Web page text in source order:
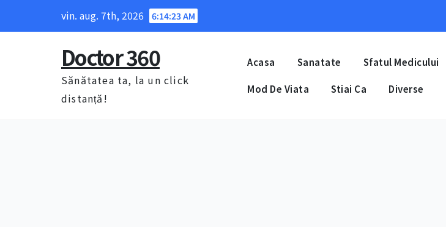
vin. aug. 7th, 2026 6:14:23 AM
Doctor 360
Sănătatea ta, la un click
distanță!
Acasa Sanatate Sfatul Medicului
Mod De Viata Stiai Ca Diverse